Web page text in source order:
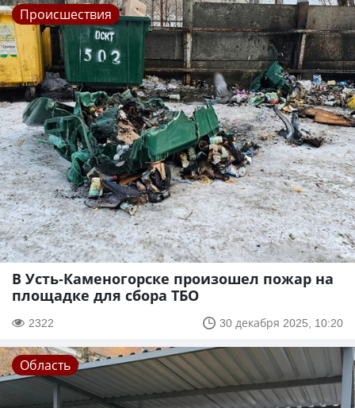
Происшествия
В Усть-Каменогорске произошел пожар на
площадке для сбора ТБО
2322 30 декабря 2025, 10:20
Область